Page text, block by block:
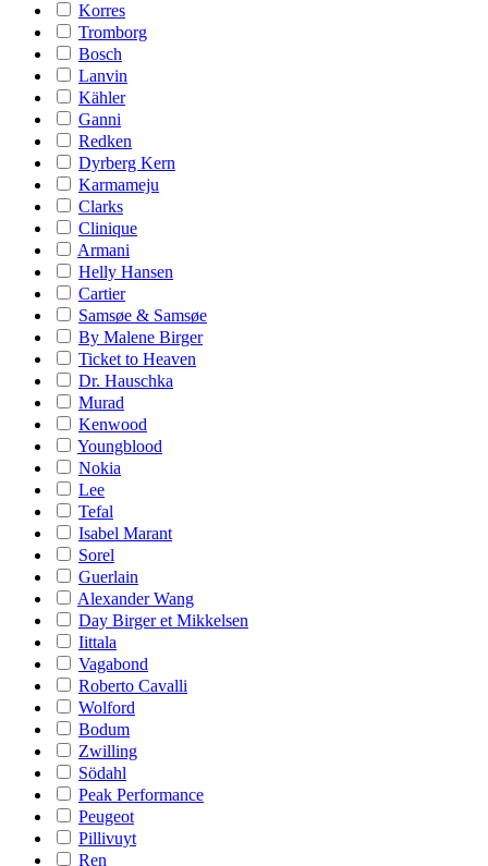
Korres
Tromborg
Bosch
Lanvin
Kähler
Ganni
Redken
Dyrberg Kern
Karmameju
Clarks
Clinique
Armani
Helly Hansen
Cartier
Samsøe & Samsøe
By Malene Birger
Ticket to Heaven
Dr. Hauschka
Murad
Kenwood
Youngblood
Nokia
Lee
Tefal
Isabel Marant
Sorel
Guerlain
Alexander Wang
Day Birger et Mikkelsen
Iittala
Vagabond
Roberto Cavalli
Wolford
Bodum
Zwilling
Södahl
Peak Performance
Peugeot
Pillivuyt
Ren